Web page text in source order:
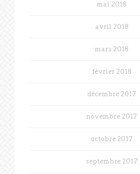
mai 2018
avril 2018
mars 2018
février 2018
décembre 2017
novembre 2017
octobre 2017
septembre 2017